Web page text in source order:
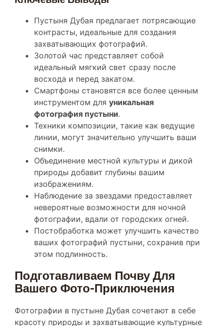
контрасты, идеальные для создания
захватывающих фотографий.
Золотой час представляет собой
идеальный мягкий свет сразу после
восхода и перед закатом.
Смартфоны становятся все более ценным
инструментом дляуникальная
фотография пустыни.
Техники композиции, такие как ведущие
линии, могут значительно улучшить ваши
снимки.
Объединение местной культуры и дикой
природы добавит глубины вашим
изображениям.
Наблюдение за звездами предоставляет
невероятные возможности для ночной
фотографии, вдали от городских огней.
Постобработка может улучшить качество
ваших фотографий пустыни, сохранив при
этом подлинность.
Вашего Фото-Приключения
красоту природы и захватывающие культурные
моменты. Многие люди теперь ищут лучшего